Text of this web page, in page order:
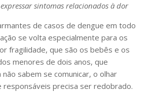
sintomas relacionados à dor
de casos de dengue em todo
se volta especialmente para os
fragilidade, que são os bebês e os
menores de dois anos, que
sabem se comunicar, o olhar
responsáveis precisa ser redobrado.